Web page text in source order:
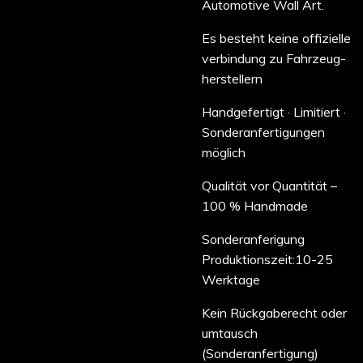
Automotive Wall Art.
Es besteht keine offizielle
verbindung zu Fahrzeug-
herstellern
Handgefertigt · Limitiert ·
Sonderanfertigungen
möglich
Qualität vor Quantität –
100 % Handmade
Sonderanferigung
Produktionszeit:10-25
Werktage
Kein Rückgaberecht oder
umtausch
(Sonderanfertigung)